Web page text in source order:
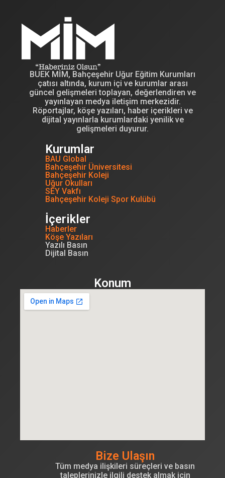
BUEK MİM, Bahçeşehir Uğur Eğitim Kurumları
çatısı altında, kurum içi ve kurumlar arası
güncel gelişmeleri toplayan, değerlendiren ve
yayınlayan medya iletişim merkezidir.
Röportajlar, köşe yazıları, haber içerikleri ve
dijital yayınlarla kurumlardaki yenilik ve
gelişmeleri duyurur.
Kurumlar
BAU Global
Bahçeşehir Üniversitesi
Bahçeşehir Koleji
Uğur Okulları
SEY Vakfı
Bahçeşehir Koleji Spor Kulübü
İçerikler
Haberler
Köşe Yazıları
Yazılı Basın
Dijital Basın
Konum
Bize Ulaşın
Tüm medya ilişkileri süreçleri ve basın
taleplerinizle ilgili destek almak için